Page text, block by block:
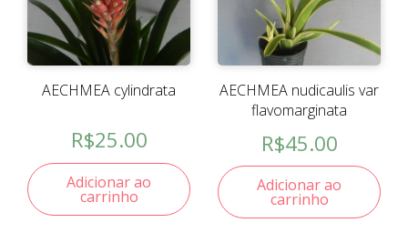
AECHMEA cylindrata
R$25.00
Adicionar ao
carrinho
AECHMEA nudicaulis var
flavomarginata
R$45.00
Adicionar ao
carrinho